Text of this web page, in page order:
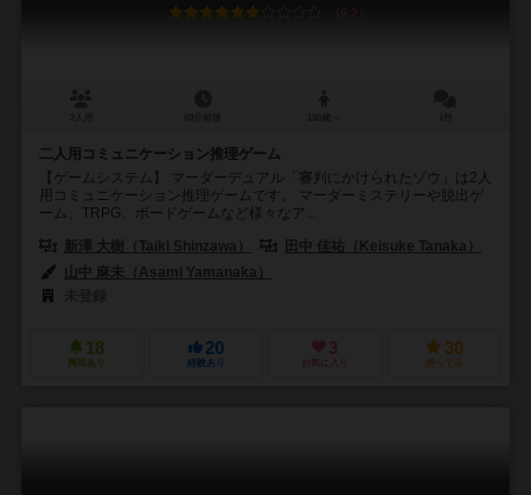
6.2
二人用コミュニケーション推理ゲーム
【ゲームシステム】 マーダーデュアル「審判にかけられたゾウ」は2人
用コミュニケーション推理ゲームです。 マーダーミステリーや脱出ゲ
ーム、TRPG、ボードゲームなど様々なア...
新澤 大樹（Taiki Shinzawa）
田中 佳祐（Keisuke Tanaka）
山中 麻未（Asami Yamanaka）
18
興味あり
20
経験あり
3
お気に入り
30
持ってる